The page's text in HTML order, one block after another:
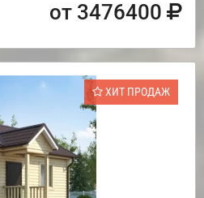
от 3476400
ХИТ ПРОДАЖ